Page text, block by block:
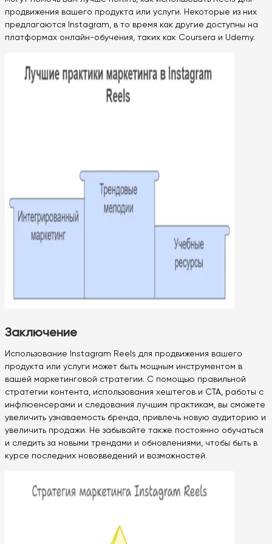
продвижения вашего продукта или услуги. Некоторые из них
предлагаются Instagram, в то время как другие доступны на
платформах онлайн-обучения, таких как Coursera и Udemy.
Заключение
Использование Instagram Reels для продвижения вашего
продукта или услуги может быть мощным инструментом в
вашей маркетинговой стратегии. С помощью правильной
стратегии контента, использования хештегов и CTA, работы с
инфлюенсерами и следования лучшим практикам, вы сможете
увеличить узнаваемость бренда, привлечь новую аудиторию и
увеличить продажи. Не забывайте также постоянно обучаться
и следить за новыми трендами и обновлениями, чтобы быть в
курсе последних нововведений и возможностей.